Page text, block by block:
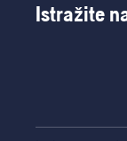
Istražite